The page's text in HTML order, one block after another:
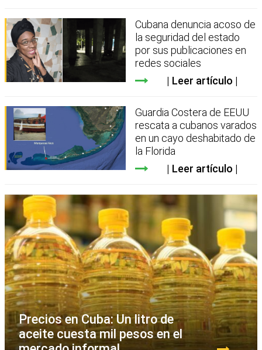
Cubana denuncia acoso de
la seguridad del estado
por sus publicaciones en
redes sociales
Leer artículo
Guardia Costera de EEUU
rescata a cubanos varados
en un cayo deshabitado de
la Florida
Leer artículo
Precios en Cuba: Un litro de
aceite cuesta mil pesos en el